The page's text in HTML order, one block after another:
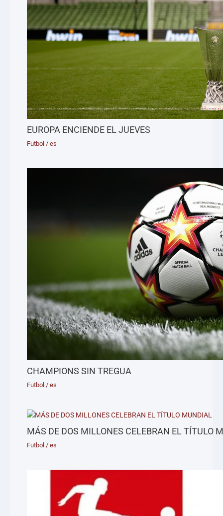
EUROPA ENCIENDE EL JUEVES
Futbol /es
CHAMPIONS SIN TREGUA
Futbol /es
MÁS DE DOS MILLONES CELEBRAN EL TÍTULO
Futbol /es